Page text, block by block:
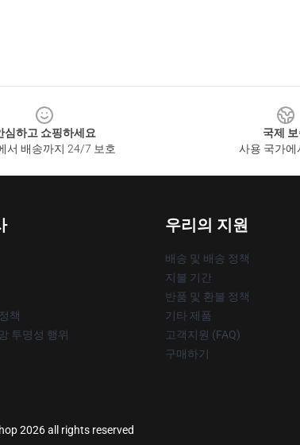
심하고 쇼핑하세요
서 배송까지 24/7 보호
국제
사용 국가에
책
투명성 행위
우리의 지원
배송 및 배송 정책
지불 기간
반품 및 환불 정책
기타 제품
고객지원 (FAQ)
구매하기
2026 all rights reserved